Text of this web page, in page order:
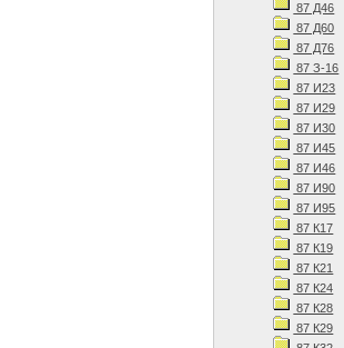
87 Д46
87 Д60
87 Д76
87 З-16
87 И23
87 И29
87 И30
87 И45
87 И46
87 И90
87 И95
87 К17
87 К19
87 К21
87 К24
87 К28
87 К29